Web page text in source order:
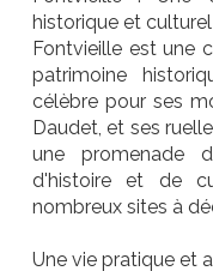
historique et culturel
Fontvieille est une
patrimoine
célèbre pour ses
Daudet, et ses
une promenade
d'histoire et de
nombreux sites à
Une vie pratique et